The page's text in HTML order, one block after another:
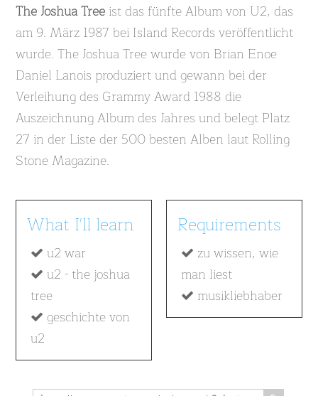
The Joshua Tree ist das fünfte Album von U2, das
am 9. März 1987 bei Island Records veröffentlicht
wurde. The Joshua Tree wurde von Brian Enoe
Daniel Lanois produziert und gewann bei der
Verleihung des Grammy Award 1988 die
Auszeichnung Album des Jahres und belegt Platz
27 in der Liste der 500 besten Alben laut Rolling
Stone Magazine.
What I'll learn
u2 war
u2 - the joshua
tree
geschichte von
u2
Requirements
zu wissen, wie
man liest
musikliebhaber